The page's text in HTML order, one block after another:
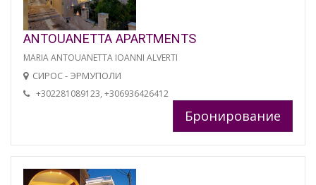
ANTOUANETTA APARTMENTS
MARIA ANTOUANETTA IOANNI ALVERTI
СИРОС - ЭРМУПОЛИ
+302281089123, +306936426412
Бронирование